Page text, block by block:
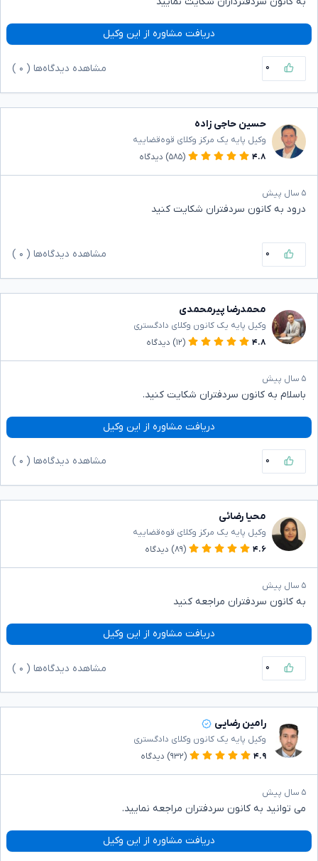
دریافت مشاوره از این وکیل
۰ مشاهده دیدگاه‌ها ( ۰
حسین حاجی زاده
وکیل پایه یک مرکز وکلای قوه‌قضاییه
۴.۸
(۵۸۵) دیدگاه
۵ سال پیش
درود به کانون سردفتران شکایت کنید
۰ مشاهده دیدگاه‌ها ( ۰
محمدرضا پیرمحمدی
وکیل پایه یک کانون وکلای دادگستری
۴.۸
(۱۲) دیدگاه
۵ سال پیش
باسلام به کانون سردفتران شکایت کنید.
دریافت مشاوره از این وکیل
۰ مشاهده دیدگاه‌ها ( ۰
محیا رضائی
وکیل پایه یک مرکز وکلای قوه‌قضاییه
۴.۶
(۸۹) دیدگاه
۵ سال پیش
به کانون سردفتران مراجعه کنید
دریافت مشاوره از این وکیل
۰ مشاهده دیدگاه‌ها ( ۰
رامین رضایی
وکیل پایه یک کانون وکلای دادگستری
۴.۹
(۹۳۲) دیدگاه
۵ سال پیش
می توانید به کانون سردفتران مراجعه نمایید.
دریافت مشاوره از این وکیل